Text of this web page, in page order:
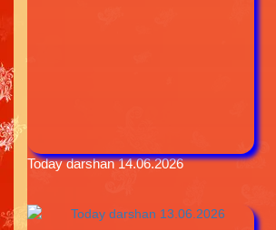
Today darshan 14.06.2026